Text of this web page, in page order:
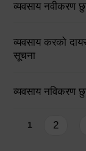
व्यवसाय नवीकरण
व्यवसाय करको
सूचना
व्यवसाय नविकरण
Pages
1 2